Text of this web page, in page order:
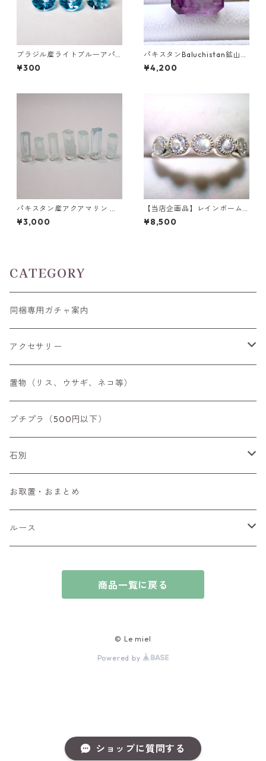
ショップに質問する
ブラジル産ライトブルーアパ
タイト ラウンドカットルース
直径3.5mm 前後
¥300
パキスタンBaluchistan鉱山産
フローライト スクエアカット
ルース 34.4ct 20 x 19.6 x 11
¥4,200
パキスタン産アクアマリン 原
石
¥3,000
【当店企画品】レインボーム
ーンストーン(ホワイトラブラ
ドライト)5石 SV925/ロジウム
¥8,500
CATEGORY
同梱専用ガチャ案内
アクセサリー
空枠
リング
ペンダントトップ
ブローチ
チャーム
ブレスレット
置物（リス、ウサギ、ネコ等）
プチプラ（500円以下）
石別
アイオライト
アウイナイト
アクアマリン
お取置・おまとめ
ルース
カボションカット
商品一覧に戻る
© Le miel
Powered by